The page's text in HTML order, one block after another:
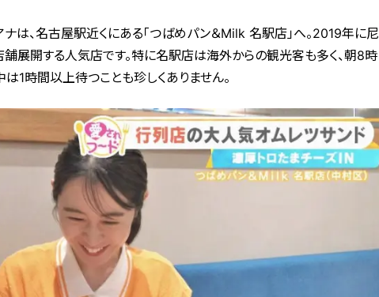
は、名古屋駅近くにある「つばめパン＆Milk 名駅店」へ。2019年に尼
展開する人気店です。特に名駅店は海外からの観光客も多く、朝8時
1時間以上待つことも珍しくありません。